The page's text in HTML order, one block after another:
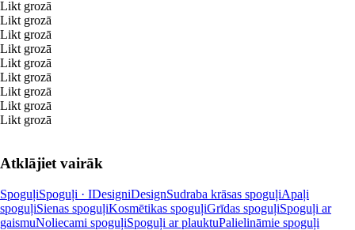
Likt grozā
Likt grozā
Likt grozā
Likt grozā
Likt grozā
Likt grozā
Likt grozā
Likt grozā
Likt grozā
Atklājiet vairāk
SpoguļiSpoguļi · IDesigniDesignSudraba krāsas spoguļiApaļi
spoguļiSienas spoguļiKosmētikas spoguļiGrīdas spoguļiSpoguļi ar
gaismuNoliecami spoguļiSpoguļi ar plauktuPalielināmie spoguļi